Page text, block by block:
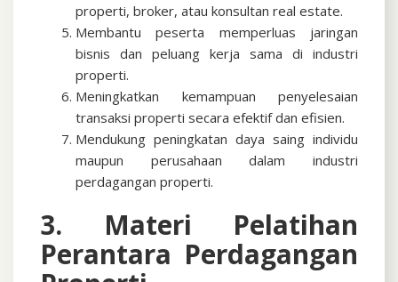
properti, broker, atau konsultan real estate.
Membantu peserta memperluas jaringan
bisnis dan peluang kerja sama di industri
properti.
Meningkatkan kemampuan penyelesaian
transaksi properti secara efektif dan efisien.
Mendukung peningkatan daya saing individu
maupun perusahaan dalam industri
perdagangan properti.
3. Materi Pelatihan
Perantara Perdagangan